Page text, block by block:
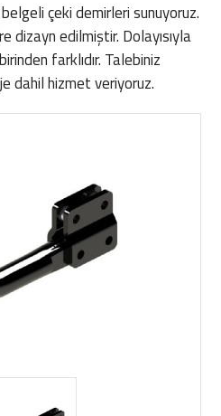
çeki demirleri sunuyoruz.
dizayn edilmiştir. Dolayısıyla
farklıdır. Talebiniz
dahil hizmet veriyoruz.